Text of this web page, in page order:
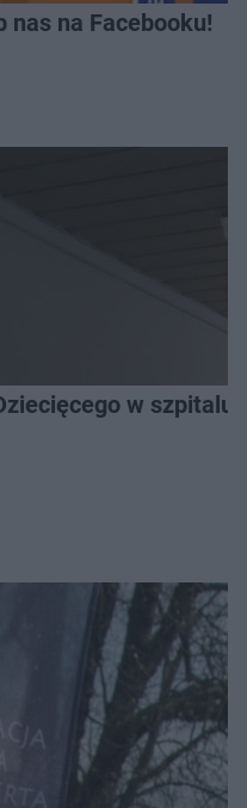
nas na Facebooku!
w